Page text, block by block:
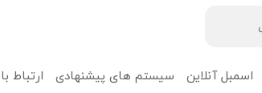
اسمبل آنلاین سیستم های پیشنهادی ارتباط